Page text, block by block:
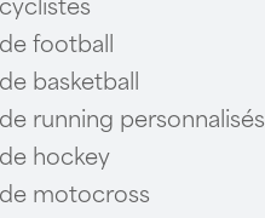
football
basketball
running personnalisés
hockey
motocross